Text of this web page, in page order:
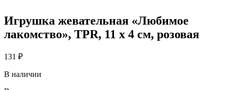
Игрушка жевательная «Любимое
лакомство», TPR, 11 х 4 см, розовая
131 ₽
В наличии